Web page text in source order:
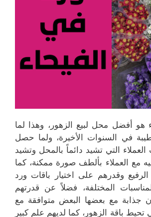
هو أفضل محل لبيع الزهور، وهذا لما
في السنوات الأخيرة، ولما حصل
التي تشيد دائماً بالمحل وتشيد
فيه مع العملاء بألطف صورة ممكنة، كما
وقدرهم على اختيار باقات ورد
المختلفة، فضلاً عن قدرتهم
جذابة مع بعضها البعض متوافقة مع
تحيط باقة الزهور، كما لديهم علم كبير